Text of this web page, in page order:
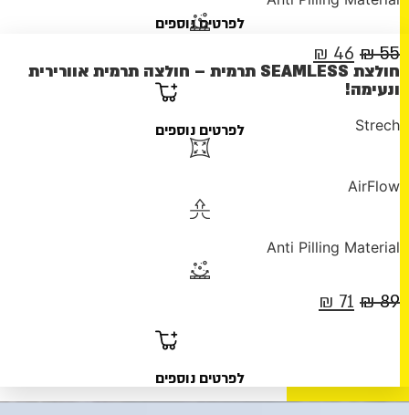
לפרטים נוספים
55
₪ המחיר
המקורי
46
₪
הנוכחי
לפרטים נוספים
חולצת SEAMLESS תרמית – חולצה תרמית אוורירית
ונעימה!
Strech
AirFlow
Anti Pilling Material
89
₪ המחיר
89 ₪.
71
₪
71 ₪.
לפרטים נוספים